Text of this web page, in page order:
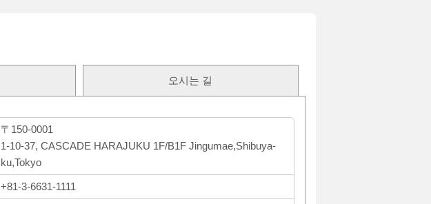
오시는 길
〒150-0001
1-10-37, CASCADE HARAJUKU 1F/B1F Jingumae,Shibuya-
ku,Tokyo
+81-3-6631-1111